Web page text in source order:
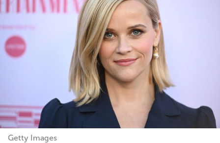
Getty Images